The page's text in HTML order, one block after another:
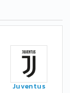
Juventus